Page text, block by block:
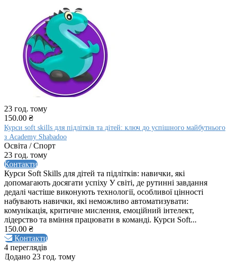
23 год. тому
150.00 ₴
Курси soft skills для підлітків та дітей: ключ до успішного майбутнього
з Academy Shabadoo
Освіта / Спорт
23 год. тому
Контакти
Курси Soft Skills для дітей та підлітків: навички, які
допомагають досягати успіху У світі, де рутинні завдання
дедалі частіше виконують технології, особливої цінності
набувають навички, які неможливо автоматизувати:
комунікація, критичне мислення, емоційний інтелект,
лідерство та вміння працювати в команді. Курси Soft...
150.00 ₴
Контакти
4 переглядів
Додано 23 год. тому